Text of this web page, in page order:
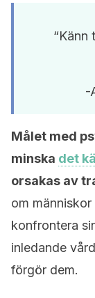
“Känn
-
Målet med
minska det
orsakas av
om
konfrontera
inledande
förgör dem.